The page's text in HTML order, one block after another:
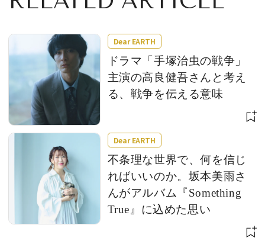
Dear EARTH
ドラマ「手塚治虫の戦争」
主演の高良健吾さんと考え
る、戦争を伝える意味
Dear EARTH
不条理な世界で、何を信じ
ればいいのか。坂本美雨さ
んがアルバム『Something
True』に込めた思い